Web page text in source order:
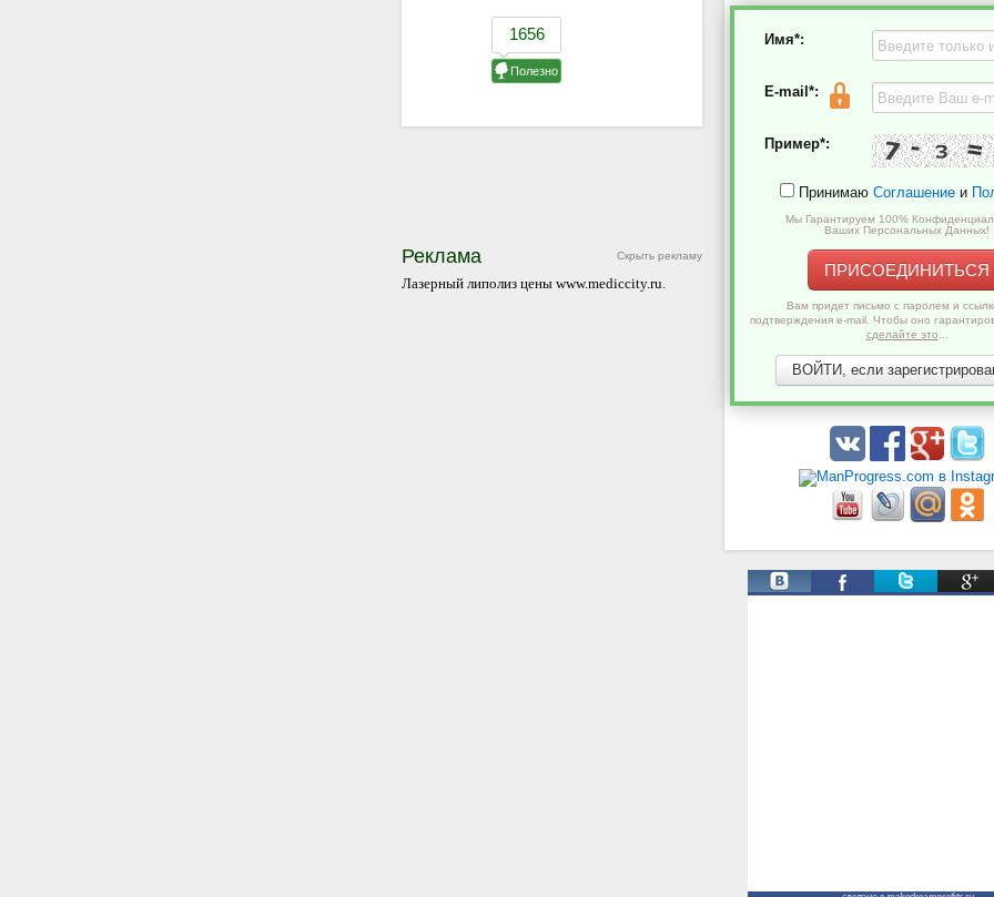
Скрыть рекламу
Реклама
Лазерный липолиз цены www.mediccity.ru.
Имя*:
E-mail*:
Пример*:
Принимаю Соглашениеи
Мы Гарантируем 100%
Ваших Персональных Данных!
ПРИСОЕДИНИТЬСЯ
Вам придет письмо с паролем и
подтверждения e-mail. Чтобы оно
сделайте это
ВОЙТИ, если